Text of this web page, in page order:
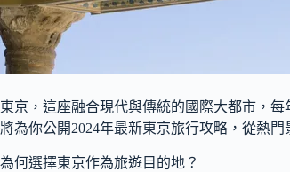
東京，這座融合現代與傳統的國際大都市，
將為你公開2024年最新東京旅行攻略，從熱
為何選擇東京作為旅遊目的地？